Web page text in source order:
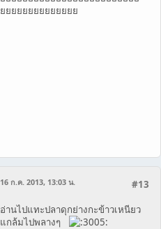
ยยยยยยยยยยยยยย
#13
16 ก.ค. 2013, 13:03 น.
อ่านไปแทะปลาดุกย่างกะข้าวเหนียว
แกล้มไปพลางๆ